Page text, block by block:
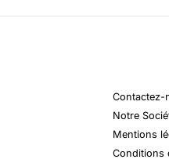
Contactez-
Notre
Mentions
Conditions